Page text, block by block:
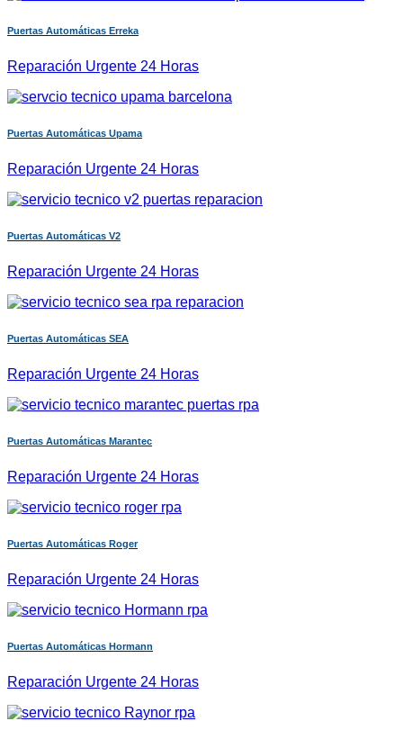
Puertas Automáticas Erreka
Reparación Urgente 24 Horas
Puertas Automáticas Upama
Reparación Urgente 24 Horas
Puertas Automáticas V2
Reparación Urgente 24 Horas
Puertas Automáticas SEA
Reparación Urgente 24 Horas
Puertas Automáticas Marantec
Reparación Urgente 24 Horas
Puertas Automáticas Roger
Reparación Urgente 24 Horas
Puertas Automáticas Hormann
Reparación Urgente 24 Horas